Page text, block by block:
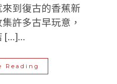
到復古的香蕉新
許多古早玩意，
[…]…
Reading